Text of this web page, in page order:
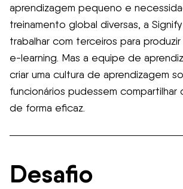
aprendizagem pequeno e
treinamento global diversas, a
trabalhar com terceiros para
e-learning. Mas a equipe de
criar uma cultura de aprendizagem
funcionários pudessem compartilhar
de forma eficaz.
Desafio